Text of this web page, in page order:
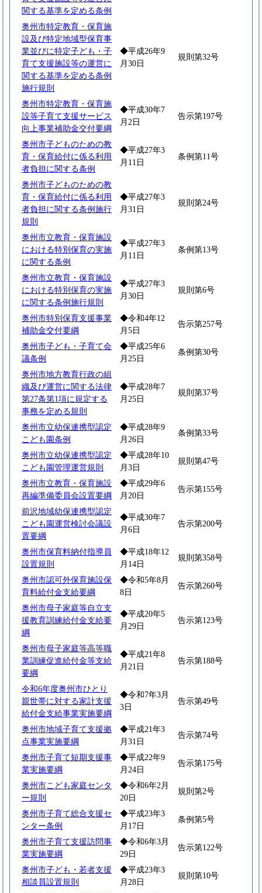
関する基準を定める条例
奥州市特定教育・保育施
設及び特定地域型保育事
業並びに特定子ども・子
育て支援施設等の運営に
関する基準を定める条例
施行規則
◆平成26年9
月30日
規則第32号
奥州市特定教育・保育施
設等子育て支援サービス
向上事業補助金交付要綱
◆平成30年7
月2日
告示第197号
奥州市子どものための教
育・保育給付に係る利用
者負担に関する条例
◆平成27年3
月11日
条例第11号
奥州市子どものための教
育・保育給付に係る利用
者負担に関する条例施行
規則
◆平成27年3
月31日
規則第24号
奥州市立教育・保育施設
における特別保育の実施
に関する条例
◆平成27年3
月11日
条例第13号
奥州市立教育・保育施設
における特別保育の実施
に関する条例施行規則
◆平成27年3
月30日
規則第6号
奥州市特別保育支援事業
補助金交付要綱
◆令和4年12
月5日
告示第257号
奥州市子ども・子育て会
議条例
◆平成25年6
月25日
条例第30号
奥州市地方教育行政の組
織及び運営に関する法律
第27条第1項に規定する
事務を定める規則
◆平成28年7
月25日
規則第37号
奥州市立幼保連携型認定
こども園条例
◆平成28年9
月26日
条例第33号
奥州市立幼保連携型認定
こども園管理運営規則
◆平成28年10
月3日
規則第47号
奥州市立教育・保育施設
再編準備委員会設置要綱
◆平成29年6
月20日
告示第155号
前沢地域幼保連携型認定
こども園運営検討会議設
置要綱
◆平成30年7
月6日
告示第200号
奥州市保育料納付指導員
設置規則
◆平成18年12
月14日
規則第358号
奥州市認可外保育施設保
育料給付金支給要綱
◆令和5年8月
8日
告示第260号
奥州市母子家庭等自立支
援教育訓練給付金支給要
綱
◆平成20年5
月29日
告示第123号
奥州市母子家庭等高等職
業訓練促進給付金等支給
要綱
◆平成21年8
月21日
告示第188号
令和6年度奥州市ひとり
親世帯に対する家計支援
給付金支給事業実施要綱
◆令和7年3月
3日
告示第49号
奥州市地域子育て支援拠
点事業実施要綱
◆平成21年3
月31日
告示第74号
奥州市子育て短期支援事
業実施要綱
◆平成22年9
月24日
告示第175号
奥州市こども家庭センタ
ー規則
◆令和6年2月
20日
規則第2号
奥州市子育て総合支援セ
ンター条例
◆平成23年3
月17日
条例第5号
奥州市子育て支援訪問事
業実施要綱
◆令和6年3月
29日
告示第122号
奥州市子ども・若者支援
相談員設置規則
◆平成23年3
月28日
規則第10号